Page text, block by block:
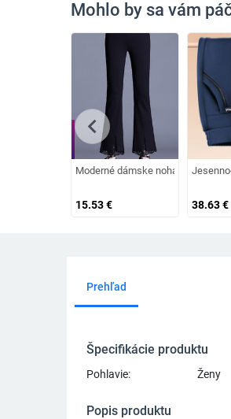
Mohlo by sa vám
Moderné dámske nohavice s
15.53€ 38.63€
chevron_left
Prehľad
Špecifikácie produktu
Pohlavie: Ženy
Popis produktu